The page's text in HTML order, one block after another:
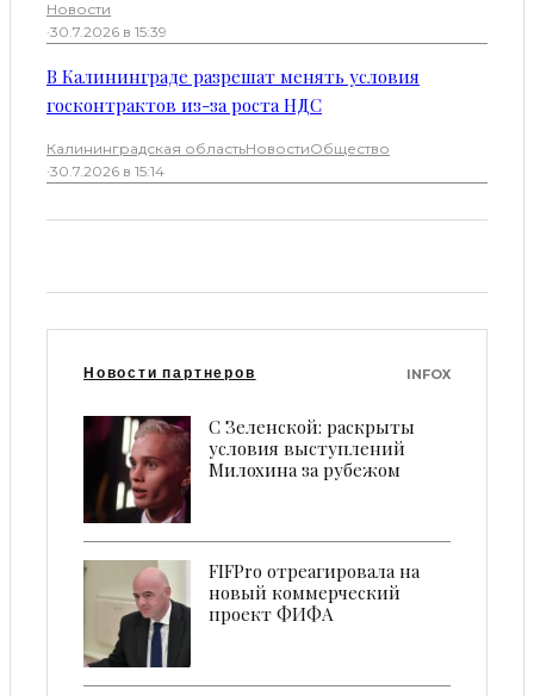
Новости
·30.7.2026 в 15:39
В Калининграде разрешат менять условия
госконтрактов из-за роста НДС
Калининградская областьНовостиОбщество
·30.7.2026 в 15:14
Новости партнеров INFOX
С Зеленской: раскрыты
условия выступлений
Милохина за рубежом
FIFPro отреагировала на
новый коммерческий
проект ФИФА